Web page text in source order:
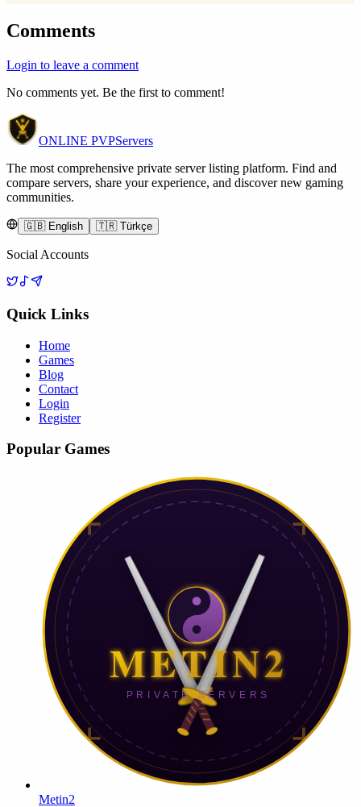
Comments
Login to leave a comment
No comments yet. Be the first to comment!
ONLINE PVPServers
The most comprehensive private server listing platform. Find and
compare servers, share your experience, and discover new gaming
communities.
🇬🇧 English 🇹🇷 Türkçe
Social Accounts
Quick Links
Home
Games
Blog
Contact
Login
Register
Popular Games
Metin2